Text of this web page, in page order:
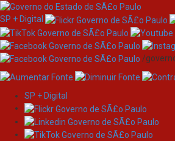
SP + Digital
/
SP + Digital